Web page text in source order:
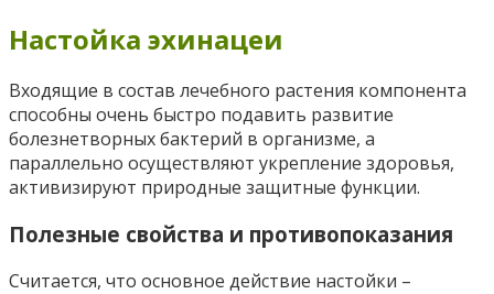
Настойка эхинацеи
Входящие в состав лечебного растения компонента
способны очень быстро подавить развитие
болезнетворных бактерий в организме, а
параллельно осуществляют укрепление здоровья,
активизируют природные защитные функции.
Полезные свойства и противопоказания
Считается, что основное действие настойки –